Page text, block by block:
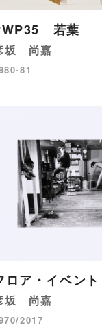
若葉
坂 尚嘉
81
ロア・イベン
坂 尚嘉
2017